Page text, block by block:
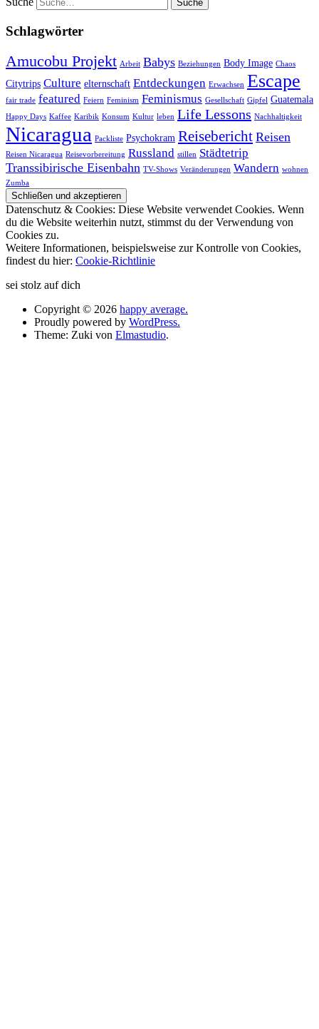
Schlagwörter
Amucobu Projekt Arbeit Babys Beziehungen Body Image Chaos
Citytrips Culture elternschaft Entdeckungen Erwachsen Escape
fair trade featured Feiern Feminism Feminismus Gesellschaft Gipfel Guatemala
Happy Days Kaffee Karibik Konsum Kultur leben Life Lessons Nachhaltigkeit
Nicaragua Packliste Psychokram Reisebericht Reisen
Reisen Nicaragua Reisevorbereitung Russland stillen Städtetrip
Transsibirische Eisenbahn TV-Shows Veränderungen Wandern wohnen
Zumba
Datenschutz & Cookies: Diese Website verwendet Cookies. Wenn
du die Website weiterhin nutzt, stimmst du der Verwendung von
Cookies zu.
Weitere Informationen, beispielsweise zur Kontrolle von Cookies,
findest du hier: Cookie-Richtlinie
sei stolz auf dich
Copyright © 2026 happy average.
Proudly powered by WordPress.
Theme: Zuki von Elmastudio.